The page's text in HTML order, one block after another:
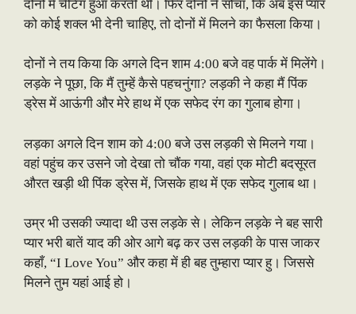
दोनों में चैटिंग हुआ करती थी। फिर दोनों ने सोचा, कि अब इस प्यार
को कोई शक्ल भी देनी चाहिए, तो दोनों में मिलने का फैसला किया।
दोनों ने तय किया कि अगले दिन शाम 4:00 बजे वह पार्क में मिलेंगे।
लड़के ने पूछा, कि मैं तुम्हें कैसे पहचनुंगा? लड़की ने कहा मैं पिंक
ड्रेस में आऊंगी और मेरे हाथ में एक सफेद रंग का गुलाब होगा।
लड़का अगले दिन शाम को 4:00 बजे उस लड़की से मिलने गया।
वहां पहुंच कर उसने जो देखा तो चौंक गया, वहां एक मोटी बदसूरत
औरत खड़ी थी पिंक ड्रेस में, जिसके हाथ में एक सफेद गुलाब था।
उम्र भी उसकी ज्यादा थी उस लड़के से। लेकिन लड़के ने बह सारी
प्यार भरी बातें याद की ओर आगे बढ़ कर उस लड़की के पास जाकर
कहाँ, “I Love You” और कहा में ही बह तुम्हारा प्यार हु। जिससे
मिलने तुम यहां आई हो।